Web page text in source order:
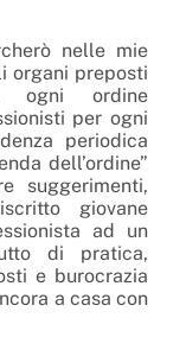
nelle mie
organi preposti
ogni ordine
per ogni
periodica
dell’ordine”
suggerimenti,
giovane
ad un
di pratica,
e burocrazia
a casa con